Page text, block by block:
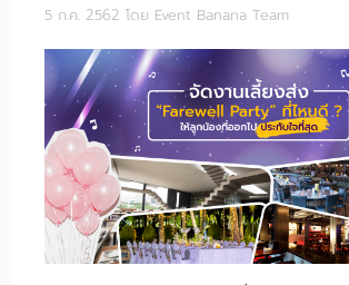
5 ก.ค. 2562 โดย Event Banana Team